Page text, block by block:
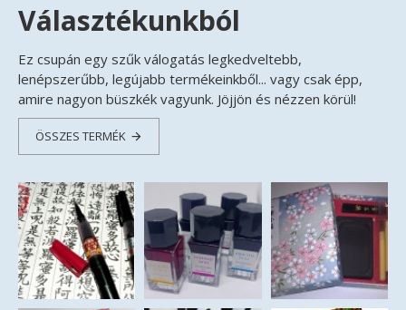
Választékunkból
Ez csupán egy szűk válogatás legkedveltebb,
lenépszerűbb, legújabb termékeinkből... vagy csak épp,
amire nagyon büszkék vagyunk. Jöjjön és nézzen körül!
ÖSSZES TERMÉK